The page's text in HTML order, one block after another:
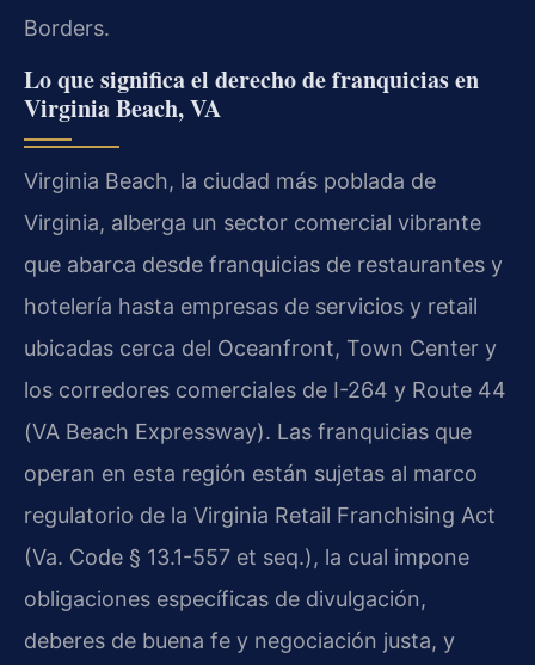
Borders.
Lo que significa el derecho de franquicias en
Virginia Beach, VA
Virginia Beach, la ciudad más poblada de
Virginia, alberga un sector comercial vibrante
que abarca desde franquicias de restaurantes y
hotelería hasta empresas de servicios y retail
ubicadas cerca del Oceanfront, Town Center y
los corredores comerciales de I-264 y Route 44
(VA Beach Expressway). Las franquicias que
operan en esta región están sujetas al marco
regulatorio de la Virginia Retail Franchising Act
(Va. Code § 13.1-557 et seq.), la cual impone
obligaciones específicas de divulgación,
deberes de buena fe y negociación justa, y